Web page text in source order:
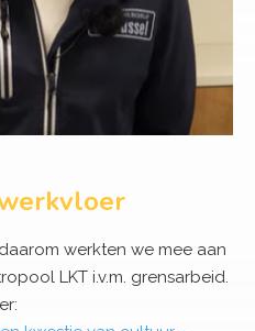
werkten we mee aan
LKT i.v.m. grensarbeid.